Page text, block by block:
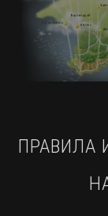
ПРАВИЛА